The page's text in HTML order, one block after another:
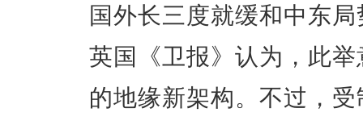
国外长三度就缓和中东
英国《卫报》认为，此
的地缘新架构。不过，